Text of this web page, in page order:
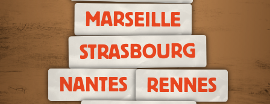
MARSEILLE
STRASBOURG
NANTES RENNES